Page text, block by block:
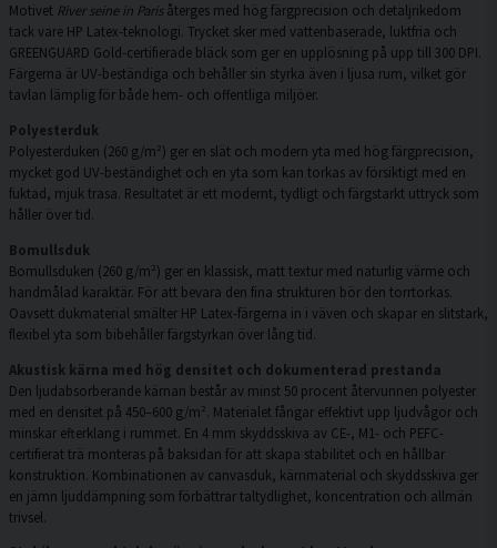
Motivet River seine in Parisåterges med hög färgprecision och detaljrikedom
tack vare HP Latex-teknologi. Trycket sker med vattenbaserade, luktfria och
GREENGUARD Gold-certifierade bläck som ger en upplösning på upp till 300 DPI.
Färgerna är UV-beständiga och behåller sin styrka även i ljusa rum, vilket gör
tavlan lämplig för både hem- och offentliga miljöer.
Polyesterduk
Polyesterduken (260 g/m²) ger en slät och modern yta med hög färgprecision,
mycket god UV-beständighet och en yta som kan torkas av försiktigt med en
fuktad, mjuk trasa. Resultatet är ett modernt, tydligt och färgstarkt uttryck som
håller över tid.
Bomullsduk
Bomullsduken (260 g/m²) ger en klassisk, matt textur med naturlig värme och
handmålad karaktär. För att bevara den fina strukturen bör den torrtorkas.
Oavsett dukmaterial smälter HP Latex-färgerna in i väven och skapar en slitstark,
flexibel yta som bibehåller färgstyrkan över lång tid.
Akustisk kärna med hög densitet och dokumenterad prestanda
Den ljudabsorberande kärnan består av minst 50 procent återvunnen polyester
med en densitet på 450–600 g/m². Materialet fångar effektivt upp ljudvågor och
minskar efterklang i rummet. En 4 mm skyddsskiva av CE-, M1- och PEFC-
certifierat trä monteras på baksidan för att skapa stabilitet och en hållbar
konstruktion. Kombinationen av canvasduk, kärnmaterial och skyddsskiva ger
en jämn ljuddämpning som förbättrar taltydlighet, koncentration och allmän
trivsel.